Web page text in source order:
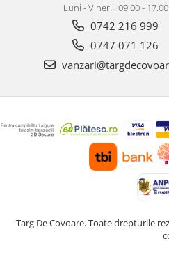
Luni - Vineri : 09.00 - 17.00
0742 216 999
0747 071 126
Targ De Covoare. Toate drepturile